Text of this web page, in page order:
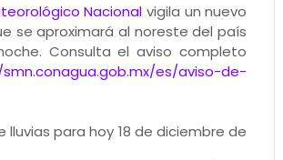
Nacional vigila un nuevo
se aproximará al noreste del país
Consulta el aviso completo
es/aviso-de-
lluvias para hoy 18 de diciembre de